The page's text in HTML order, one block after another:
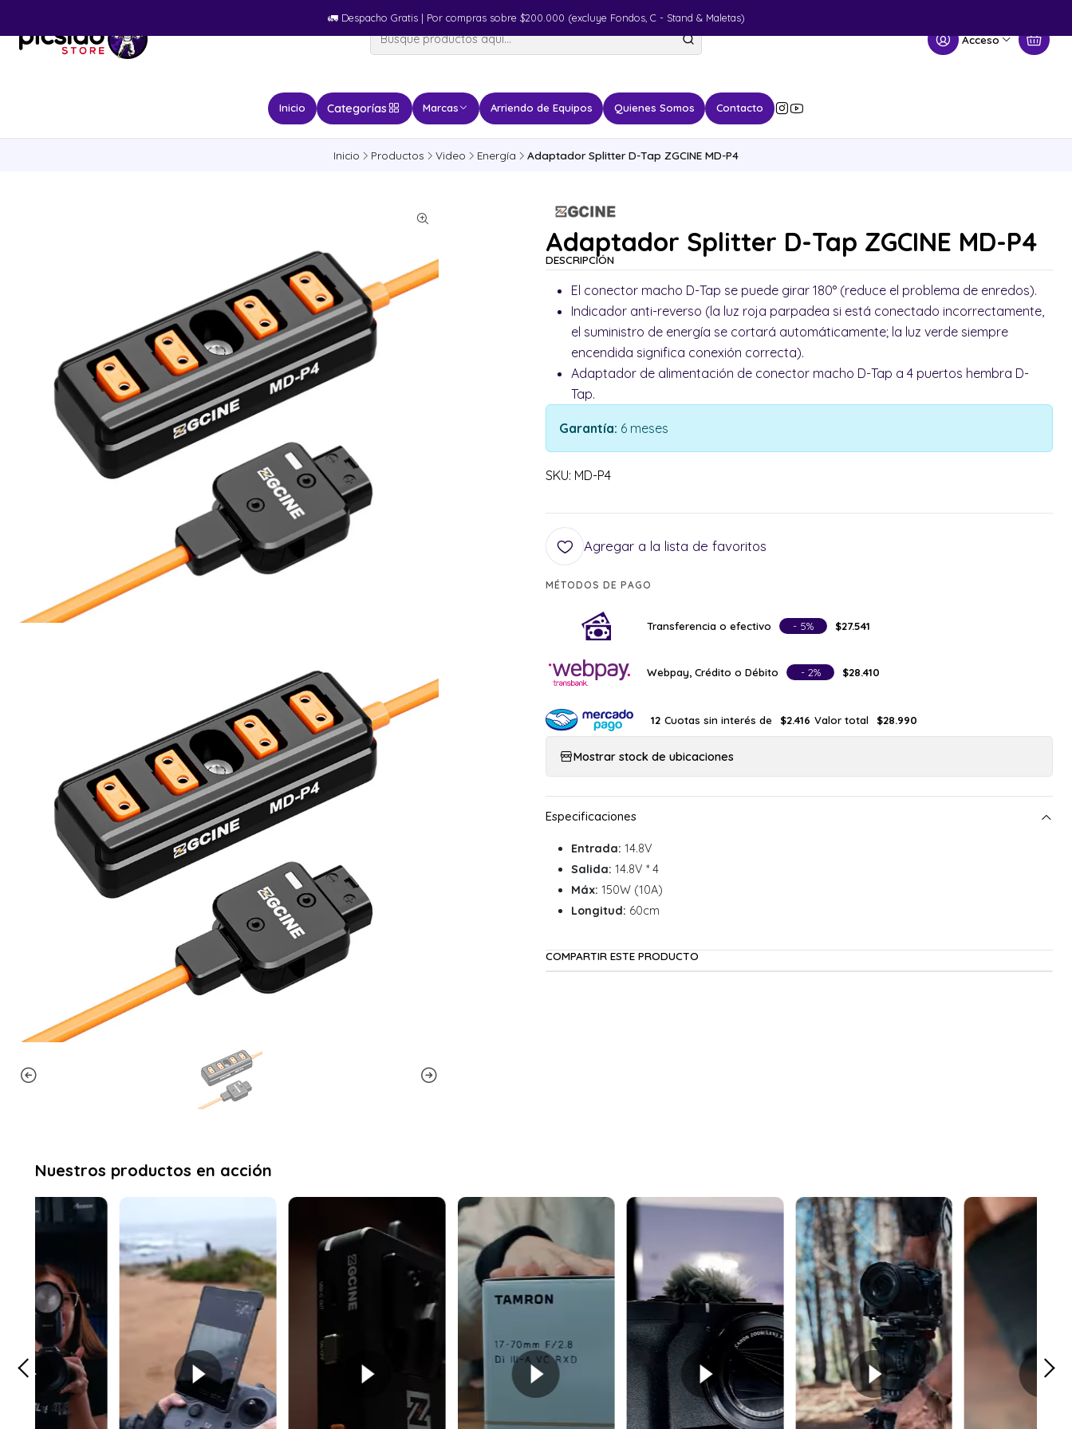
Acceso
Inicio Categorías Marcas Arriendo de Equipos Quienes Somos Contacto
🚛​ Despacho Gratis | Por compras sobre $200.000 (excluye Fondos, C - Stand & Maletas)
Inicio Productos Video Energía Adaptador Splitter D-Tap ZGCINE MD-P4
Adaptador Splitter D-Tap ZGCINE MD-P4
DESCRIPCIÓN
El conector macho D-Tap se puede girar 180° (reduce el problema de enredos).
Indicador anti-reverso (la luz roja parpadea si está conectado incorrectamente,
el suministro de energía se cortará automáticamente; la luz verde siempre
encendida significa conexión correcta).
Adaptador de alimentación de conector macho D-Tap a 4 puertos hembra D-
Tap.
Garantía: 6 meses
SKU: MD-P4
Agregar a la lista de favoritos
MÉTODOS DE PAGO
Transferencia o efectivo - 5% $27.541
Webpay, Crédito o Débito - 2% $28.410
12 Cuotas sin interés de $2.416 Valor total $28.990
Mostrar stock de ubicaciones
Entrada: 14.8V
Salida: 14.8V * 4
Máx: 150W (10A)
Longitud: 60cm
COMPARTIR ESTE PRODUCTO